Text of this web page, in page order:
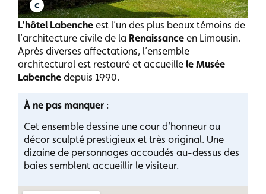
L’hôtel Labenche est l’un des plus beaux témoins de
l’architecture civile de la Renaissance en Limousin.
Après diverses affectations, l’ensemble
architectural est restauré et accueille le Musée
Labenche depuis 1990.
À ne pas manquer :
Cet ensemble dessine une cour d’honneur au
décor sculpté prestigieux et très original. Une
dizaine de personnages accoudés au-dessus des
baies semblent accueillir le visiteur.